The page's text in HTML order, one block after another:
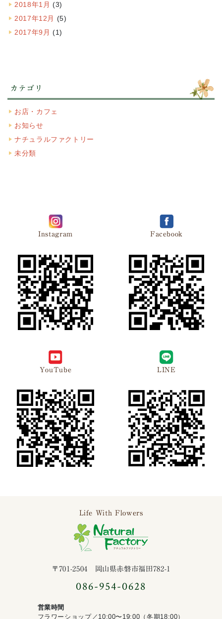
2018年1月 (3)
2017年12月 (5)
2017年9月 (1)
カテゴリ
お店・カフェ
お知らせ
ナチュラルファクトリー
未分類
Instagram Facebook
YouTube LINE
Life With Flowers
ナチュラルフ
〒701-2504 岡山県赤磐市福田782-1
086-954-0628
営業時間
フラワーショップ／10:00〜19:00（冬期18:00）